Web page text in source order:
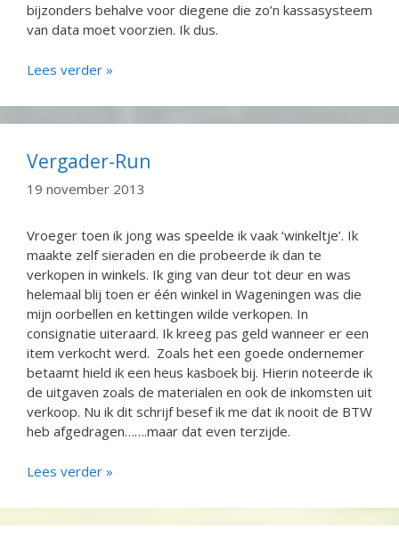
bijzonders behalve voor diegene die zo’n kassasysteem
van data moet voorzien. Ik dus.
Lees verder »
Vergader-Run
19 november 2013
Vroeger toen ik jong was speelde ik vaak ‘winkeltje’. Ik
maakte zelf sieraden en die probeerde ik dan te
verkopen in winkels. Ik ging van deur tot deur en was
helemaal blij toen er één winkel in Wageningen was die
mijn oorbellen en kettingen wilde verkopen. In
consignatie uiteraard. Ik kreeg pas geld wanneer er een
item verkocht werd. Zoals het een goede ondernemer
betaamt hield ik een heus kasboek bij. Hierin noteerde ik
de uitgaven zoals de materialen en ook de inkomsten uit
verkoop. Nu ik dit schrijf besef ik me dat ik nooit de BTW
heb afgedragen…….maar dat even terzijde.
Lees verder »